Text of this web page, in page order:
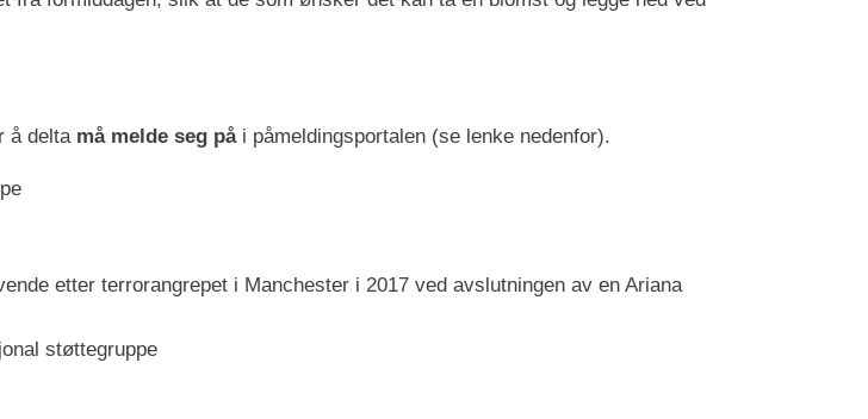
å delta må melde seg påi påmeldingsportalen (se lenke nedenfor).
etter terrorangrepet i Manchester i 2017 ved avslutningen av en Ariana
støttegruppe